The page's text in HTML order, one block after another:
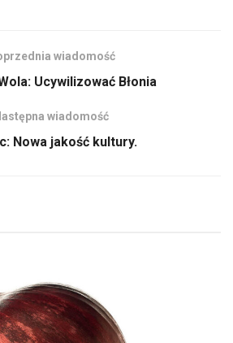
wiadomość
Ucywilizować Błonia
wiadomość
Nowa jakość kultury.